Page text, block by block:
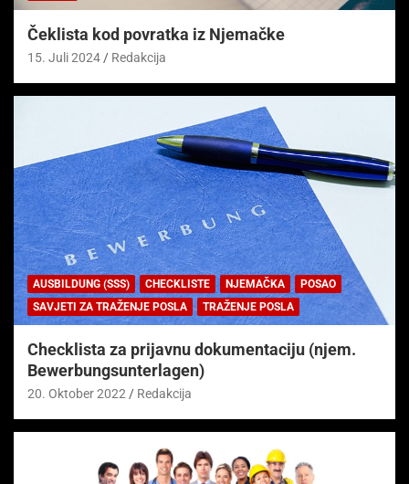
Čeklista kod povratka iz Njemačke
15. Juli 2024 Redakcija
AUSBILDUNG (SSS) CHECKLISTE NJEMAČKA
POSAO
SAVJETI ZA TRAŽENJE POSLA
TRAŽENJE POSLA
Checklista za prijavnu dokumentaciju (njem.
Bewerbungsunterlagen)
20. Oktober 2022 Redakcija